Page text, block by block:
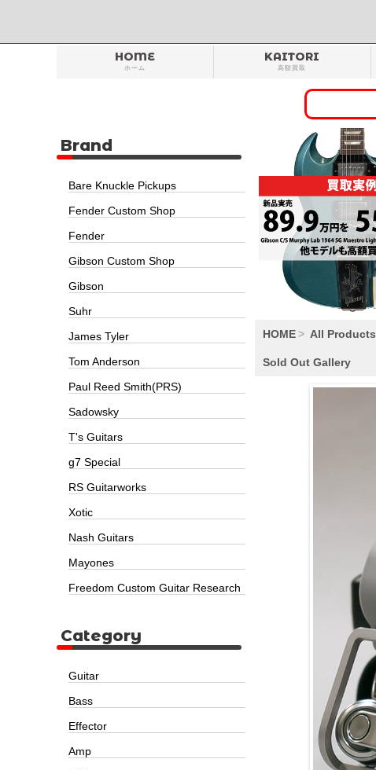
HOME
ホーム
KAITORI
高額買取
HOME All Products
Sold Out Gallery
Brand
Bare Knuckle Pickups
Fender Custom Shop
Fender
Gibson Custom Shop
Gibson
Suhr
James Tyler
Tom Anderson
Paul Reed Smith(PRS)
Sadowsky
T's Guitars
g7 Special
RS Guitarworks
Xotic
Nash Guitars
Mayones
Freedom Custom Guitar Research
Category
Guitar
Bass
Effector
Amp